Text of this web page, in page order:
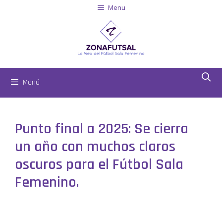
Menu
Menú
Punto final a 2025: Se cierra
un año con muchos claros
oscuros para el Fútbol Sala
Femenino.